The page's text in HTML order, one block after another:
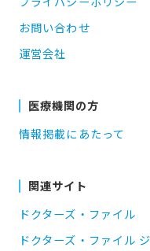
お問い合わせ
運営会社
医療機関の方
情報掲載にあたって
関連サイト
ドクターズ・ファイル
ドクターズ・ファイル